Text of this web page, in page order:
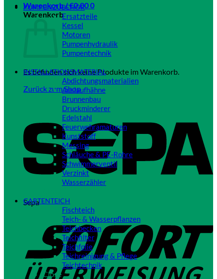
Warenkorb /€0,000
Warenkorb
Es befinden sich keine Produkte im Warenkorb.
Zurück zum Shop
Sepa
PUMPENZUBEHÖR
Ersatzteile
Kessel
Motoren
Pumpenhydraulik
Pumpentechnik
INSTALLATIONSMATERIAL
Abdichtungsmaterialien
Auslaufhähne
Brunnenbau
Druckminderer
Edelstahl
Feuerwehramaturen
Kunststoff
Messing
Schläuche & PE-Rohre
Schwimmerventil
Verzinkt
Wasserzähler
GARTENTEICH
Fischteich
Teich- & Wasserpflanzen
Teichbecken
Teichfilter
Teichfolie
Teichreinigung & Pflege
Teichtechnik
Close